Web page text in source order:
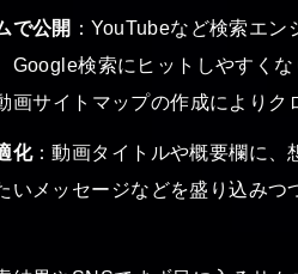
で公開 ：YouTubeなど検索エ
Google検索にヒットしやすく
画サイトマップの作成によりク
化：動画タイトルや概要欄に、
いメッセージなどを盛り込み